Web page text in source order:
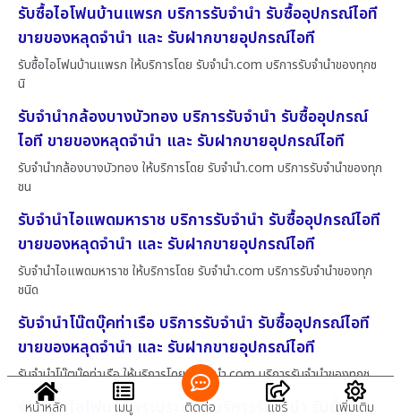
รับซื้อไอโฟนบ้านแพรก บริการรับจำนำ รับซื้ออุปกรณ์ไอที
ขายของหลุดจำนำ และ รับฝากขายอุปกรณ์ไอที
รับซื้อไอโฟนบ้านแพรก ให้บริการโดย รับจํานํา.com บริการรับจำนำของทุกช
นิ
รับจำนำกล้องบางบัวทอง บริการรับจำนำ รับซื้ออุปกรณ์
ไอที ขายของหลุดจำนำ และ รับฝากขายอุปกรณ์ไอที
รับจำนำกล้องบางบัวทอง ให้บริการโดย รับจํานํา.com บริการรับจำนำของทุก
ชน
รับจำนำไอแพดมหาราช บริการรับจำนำ รับซื้ออุปกรณ์ไอที
ขายของหลุดจำนำ และ รับฝากขายอุปกรณ์ไอที
รับจำนำไอแพดมหาราช ให้บริการโดย รับจํานํา.com บริการรับจำนำของทุก
ชนิด
รับจำนำโน๊ตบุ๊คท่าเรือ บริการรับจำนำ รับซื้ออุปกรณ์ไอที
ขายของหลุดจำนำ และ รับฝากขายอุปกรณ์ไอที
รับจำนำโน๊ตบุ๊คท่าเรือ ให้บริการโดย รับจํานํา.com บริการรับจำนำของทุกช
รับจำนำไอโฟน11พระประแดง บริการรับจำนำ รับซื้อ
หน้าหลัก เมนู ติดต่อ แชร์ เพิ่มเติม